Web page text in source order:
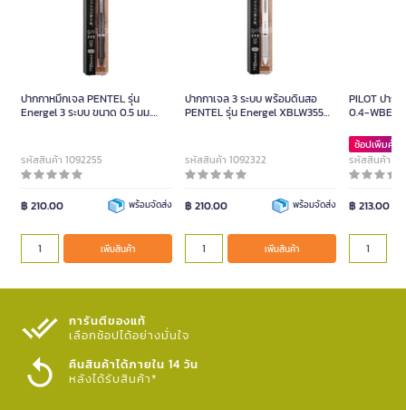
ปากกาหมึกเจล PENTEL รุ่น
Energel 3 ระบบ ขนาด 0.5 มม.
รหัสสินค้า 1092255
฿ 210.00 พร้อมจัดส่ง
เพิ่มสินค้า
ปากกาเจล 3 ระบบ พร้อมดินสอ
PENTEL รุ่น Energel XBLW355W
รหัสสินค้า 1092322
฿ 210.00 พร้อมจัดส่ง
เพิ่มสินค้า
PILOT ปากก
0.4-WBE
ช้อปเพิ่มคุ้ม
รหัสสินค้า
฿ 213.00
การันตีของแท้
เลือกช้อปได้อย่างมั่นใจ​
คืนสินค้าได้ภายใน 14 วัน
หลังได้รับสินค้า*